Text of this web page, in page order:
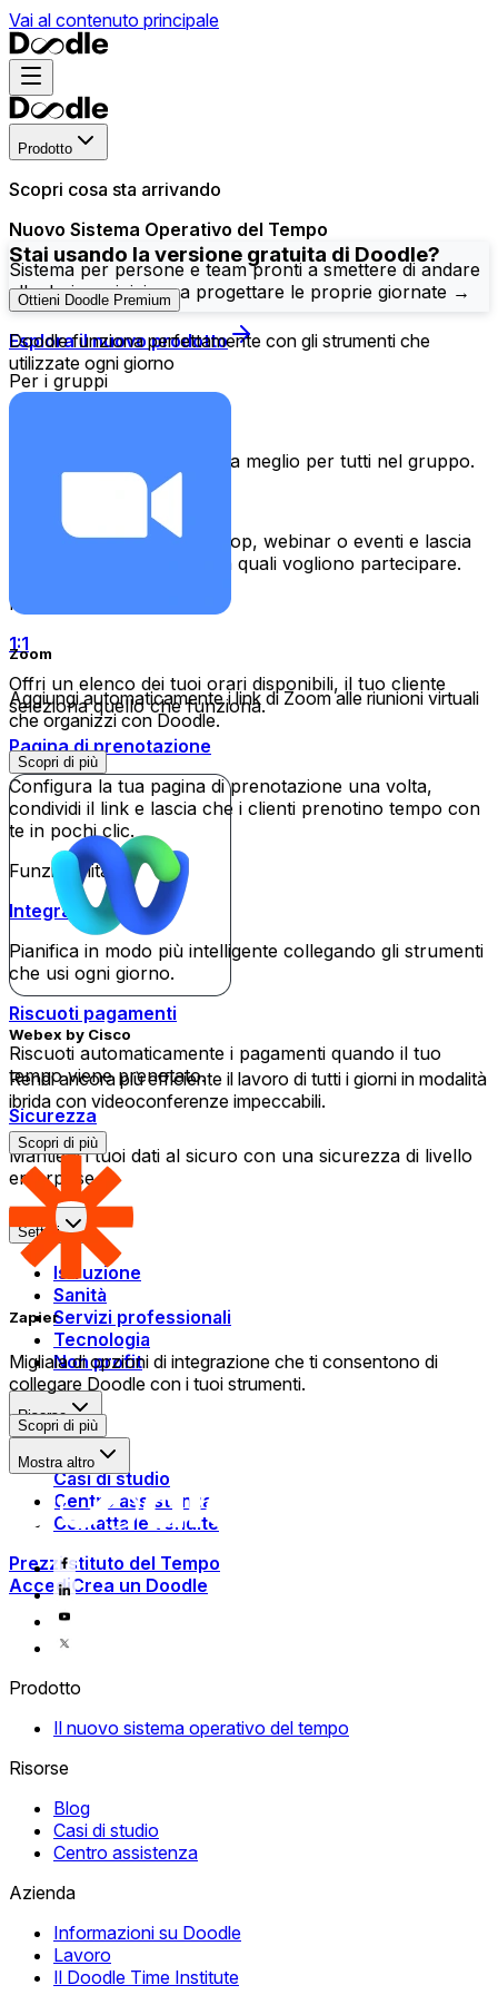
Vai al contenuto principale
Prodotto
Scopri cosa sta arrivando
Nuovo Sistema Operativo del Tempo
Sistema per persone e team pronti a smettere di andare
alla deriva e iniziare a progettare le proprie giornate →
Esplora il nuovo prodotto
Per i gruppi
Trova l’orario che funziona meglio per tutti nel gruppo.
Foglio di iscrizione
Crea iscrizioni per workshop, webinar o eventi e lascia
che le persone scelgano a quali vogliono partecipare.
Per i singoli
1:1
Offri un elenco dei tuoi orari disponibili, il tuo cliente
seleziona quello che funziona.
Pagina di prenotazione
Configura la tua pagina di prenotazione una volta,
condividi il link e lascia che i clienti prenotino tempo con
te in pochi clic.
Funzionalità
Integrazioni
Pianifica in modo più intelligente collegando gli strumenti
che usi ogni giorno.
Riscuoti pagamenti
Riscuoti automaticamente i pagamenti quando il tuo
tempo viene prenotato.
Sicurezza
Mantieni i tuoi dati al sicuro con una sicurezza di livello
enterprise.
Settori
Istruzione
Sanità
Servizi professionali
Tecnologia
Non profit
Risorse
Blog
Casi di studio
Centro assistenza
Contatta le vendite
PrezziIstituto del Tempo
AccediCrea un Doodle
Stai usando la versione gratuita di Doodle?
Ottieni Doodle Premium
Doodle funziona perfettamente con gli strumenti che
utilizzate ogni giorno
Zoom
Aggiungi automaticamente i link di Zoom alle riunioni virtuali
che organizzi con Doodle.
Scopri di più
Webex by Cisco
Rendi ancora più efficiente il lavoro di tutti i giorni in modalità
ibrida con videoconferenze impeccabili.
Scopri di più
Zapier
Migliaia di opzioni di integrazione che ti consentono di
collegare Doodle con i tuoi strumenti.
Scopri di più
Mostra altro
Prodotto
Il nuovo sistema operativo del tempo
Risorse
Blog
Casi di studio
Centro assistenza
Azienda
Informazioni su Doodle
Lavoro
Il Doodle Time Institute